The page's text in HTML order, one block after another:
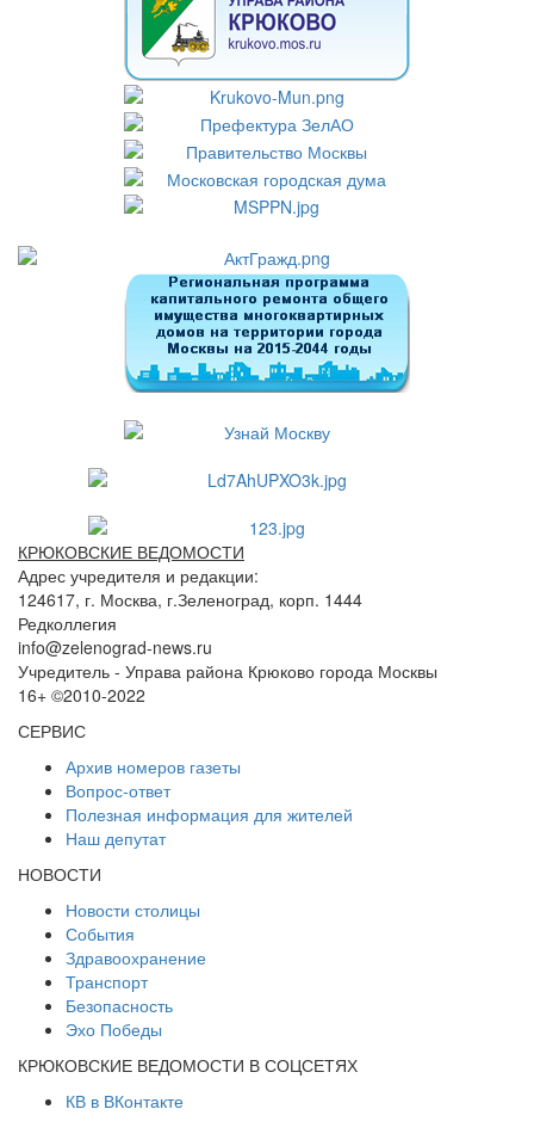
КРЮКОВСКИЕ ВЕДОМОСТИ
Адрес учредителя и редакции:
124617, г. Москва, г.Зеленоград, корп. 1444
Редколлегия
info@zelenograd-news.ru
Учредитель - Управа района Крюково города Москвы
16+ ©2010-2022
СЕРВИС
Архив номеров газеты
Вопрос-ответ
Полезная информация для жителей
Наш депутат
НОВОСТИ
Новости столицы
События
Здравоохранение
Транспорт
Безопасность
Эхо Победы
КРЮКОВСКИЕ ВЕДОМОСТИ В СОЦСЕТЯХ
КВ в ВКонтакте